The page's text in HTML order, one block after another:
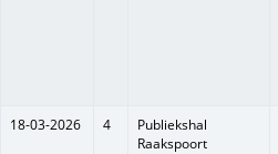
18-03-2026 4
Publiekshal
Raakspoort